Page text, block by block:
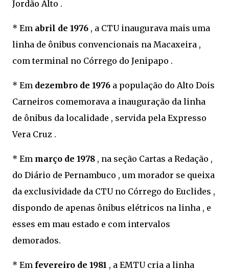
Jordão Alto .
* Em abril de 1976 , a CTU inaugurava mais uma
linha de ônibus convencionais na Macaxeira ,
com terminal no Córrego do Jenipapo .
* Em dezembro de 1976 a população do Alto Dois
Carneiros comemorava a inauguração da linha
de ônibus da localidade , servida pela Expresso
Vera Cruz .
* Em março de 1978 , na seção Cartas a Redação ,
do Diário de Pernambuco , um morador se queixa
da exclusividade da CTU no Córrego do Euclides ,
dispondo de apenas ônibus elétricos na linha , e
esses em mau estado e com intervalos
demorados.
* Em fevereiro de 1981 , a EMTU cria a linha